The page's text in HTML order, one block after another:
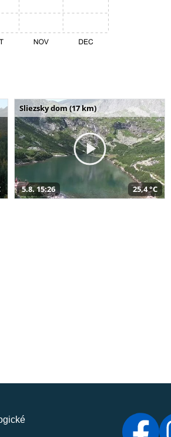
Sliezsky dom (17 km)
5.8. 15:26 25,4 °C